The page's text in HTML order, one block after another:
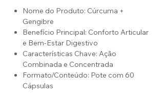
Nome do Produto: Cúrcuma +
Gengibre
Benefício Principal: Conforto Articular
e Bem-Estar Digestivo
Características Chave: Ação
Combinada e Concentrada
Formato/Conteúdo: Pote com 60
Cápsulas